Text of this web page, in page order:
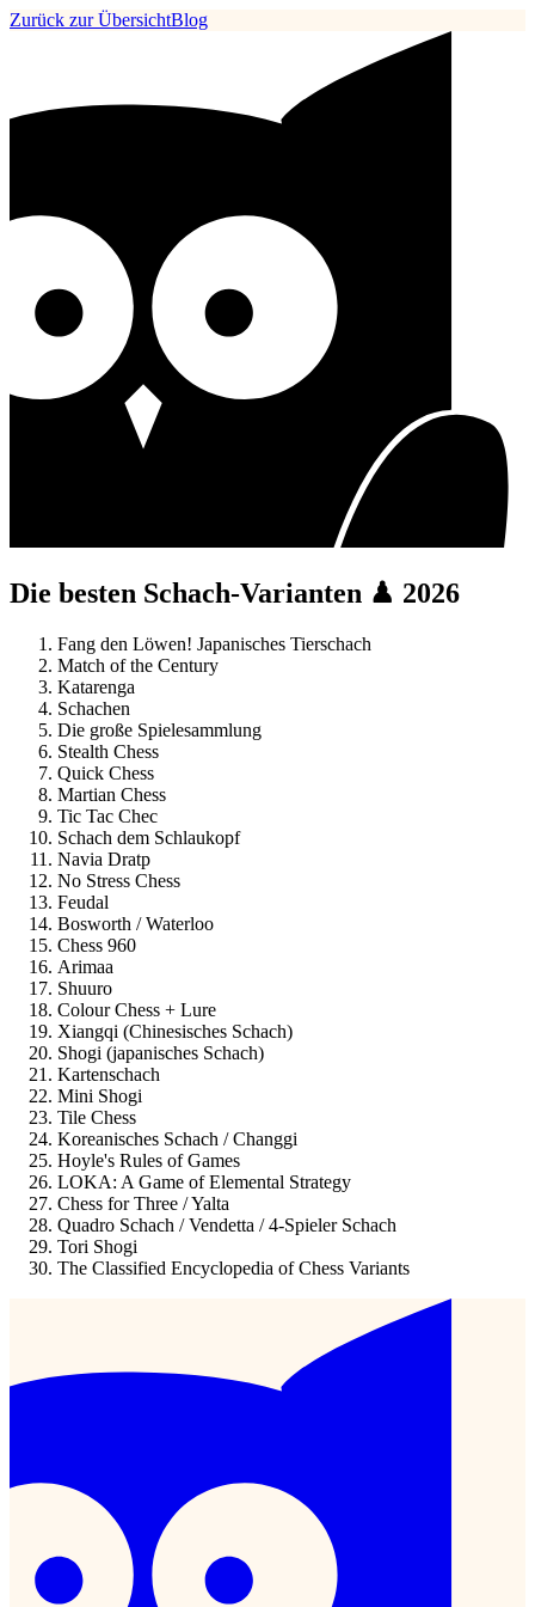
Zurück zur ÜbersichtBlog
Die besten Schach-Varianten ♟ 2026
Fang den Löwen! Japanisches Tierschach
Match of the Century
Katarenga
Schachen
Die große Spielesammlung
Stealth Chess
Quick Chess
Martian Chess
Tic Tac Chec
Schach dem Schlaukopf
Navia Dratp
No Stress Chess
Feudal
Bosworth / Waterloo
Chess 960
Arimaa
Shuuro
Colour Chess + Lure
Xiangqi (Chinesisches Schach)
Shogi (japanisches Schach)
Kartenschach
Mini Shogi
Tile Chess
Koreanisches Schach / Changgi
Hoyle's Rules of Games
LOKA: A Game of Elemental Strategy
Chess for Three / Yalta
Quadro Schach / Vendetta / 4-Spieler Schach
Tori Shogi
The Classified Encyclopedia of Chess Variants